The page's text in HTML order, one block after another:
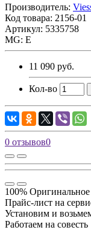
Производитель:
Код товара: 2156-01
Артикул: 5335758
MG: E
11 090 руб.
Кол-во
0 отзывов0
100%
Прайс-лист на
Установим и
Работаем на совесть